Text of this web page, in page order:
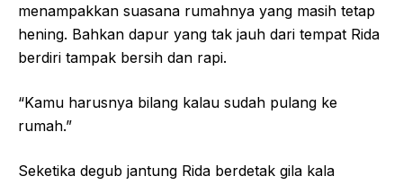
menampakkan suasana rumahnya yang masih tetap
hening. Bahkan dapur yang tak jauh dari tempat Rida
berdiri tampak bersih dan rapi.
“Kamu harusnya bilang kalau sudah pulang ke
rumah.”
Seketika degub jantung Rida berdetak gila kala